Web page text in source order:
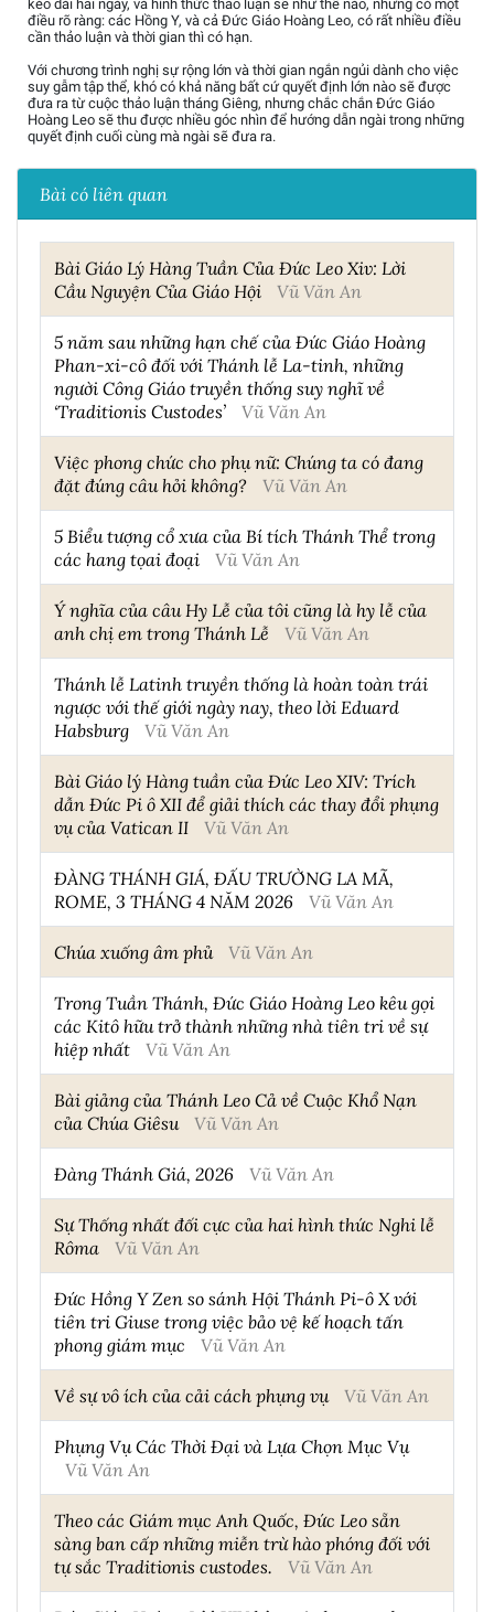
kéo dài hai ngày, và hình thức thảo luận sẽ như thế nào, nhưng có một
điều rõ ràng: các Hồng Y, và cả Đức Giáo Hoàng Leo, có rất nhiều điều
cần thảo luận và thời gian thì có hạn.
Với chương trình nghị sự rộng lớn và thời gian ngắn ngủi dành cho việc
suy gẫm tập thể, khó có khả năng bất cứ quyết định lớn nào sẽ được
đưa ra từ cuộc thảo luận tháng Giêng, nhưng chắc chắn Đức Giáo
Hoàng Leo sẽ thu được nhiều góc nhìn để hướng dẫn ngài trong những
quyết định cuối cùng mà ngài sẽ đưa ra.
Bài có liên quan
Bài Giáo Lý Hàng Tuần Của Đức Leo Xiv: Lời
Cầu Nguyện Của Giáo Hội
Vũ Văn An
5 năm sau những hạn chế của Đức Giáo Hoàng
Phan-xi-cô đối với Thánh lễ La-tinh, những
người Công Giáo truyền thống suy nghĩ về
‘Traditionis Custodes’
Vũ Văn An
Việc phong chức cho phụ nữ: Chúng ta có đang
đặt đúng câu hỏi không?
Vũ Văn An
5 Biểu tượng cổ xưa của Bí tích Thánh Thể trong
các hang tọai đoại
Vũ Văn An
Ý nghĩa của câu Hy Lễ của tôi cũng là hy lễ của
anh chị em trong Thánh Lễ
Vũ Văn An
Thánh lễ Latinh truyền thống là hoàn toàn trái
ngược với thế giới ngày nay, theo lời Eduard
Habsburg
Vũ Văn An
Bài Giáo lý Hàng tuần của Đức Leo XIV: Trích
dẫn Đức Pi ô XII để giải thích các thay đổi phụng
vụ của Vatican II
Vũ Văn An
ĐÀNG THÁNH GIÁ, ĐẤU TRƯỜNG LA MÃ,
ROME, 3 THÁNG 4 NĂM 2026
Vũ Văn An
Chúa xuống âm phủ Vũ Văn An
Trong Tuần Thánh, Đức Giáo Hoàng Leo kêu gọi
các Kitô hữu trở thành những nhà tiên tri về sự
hiệp nhất
Vũ Văn An
Bài giảng của Thánh Leo Cả về Cuộc Khổ Nạn
của Chúa Giêsu
Vũ Văn An
Đàng Thánh Giá, 2026 Vũ Văn An
Sự Thống nhất đối cực của hai hình thức Nghi lễ
Rôma
Vũ Văn An
Đức Hồng Y Zen so sánh Hội Thánh Pi-ô X với
tiên tri Giuse trong việc bảo vệ kế hoạch tấn
phong giám mục
Vũ Văn An
Về sự vô ích của cải cách phụng vụ Vũ Văn An
Phụng Vụ Các Thời Đại và Lựa Chọn Mục Vụ
Vũ Văn An
Theo các Giám mục Anh Quốc, Đức Leo sẵn
sàng ban cấp những miễn trừ hào phóng đối với
tự sắc Traditionis custodes.
Vũ Văn An